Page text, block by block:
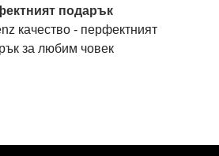
подарък
качество - перфектният
за любим човек